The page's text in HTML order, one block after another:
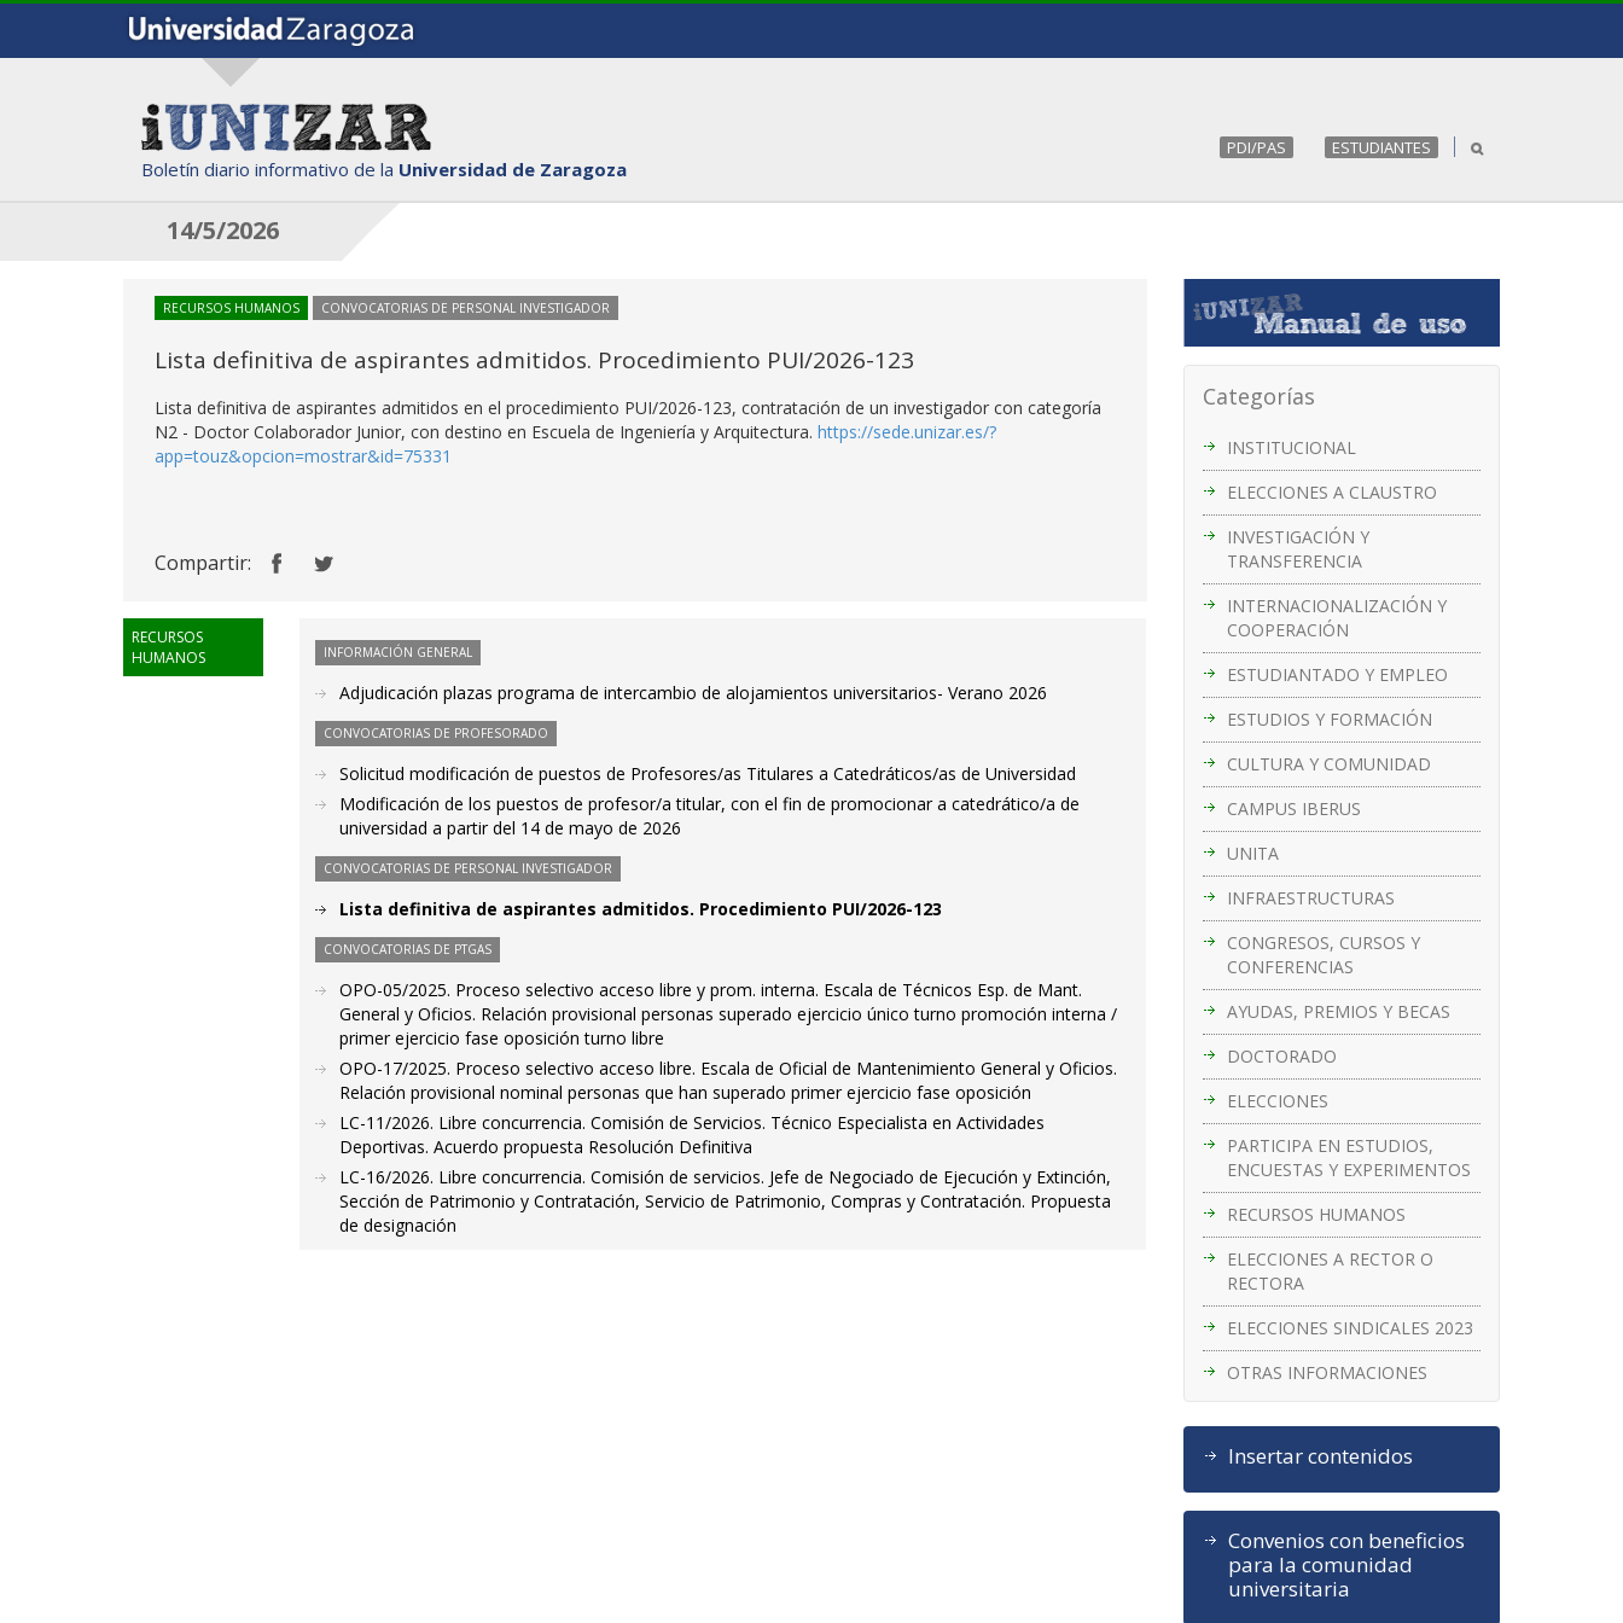
Boletín diario informativo de la Universidad de Zaragoza
PDI/PAS ESTUDIANTES
14/5/2026
Categorías
INSTITUCIONAL
ELECCIONES A CLAUSTRO
INVESTIGACIÓN Y
TRANSFERENCIA
INTERNACIONALIZACIÓN Y
COOPERACIÓN
ESTUDIANTADO Y EMPLEO
ESTUDIOS Y FORMACIÓN
CULTURA Y COMUNIDAD
CAMPUS IBERUS
UNITA
INFRAESTRUCTURAS
CONGRESOS, CURSOS Y
CONFERENCIAS
AYUDAS, PREMIOS Y BECAS
DOCTORADO
ELECCIONES
PARTICIPA EN ESTUDIOS,
ENCUESTAS Y EXPERIMENTOS
RECURSOS HUMANOS
ELECCIONES A RECTOR O
RECTORA
ELECCIONES SINDICALES 2023
OTRAS INFORMACIONES
Insertar contenidos
Convenios con beneficios
para la comunidad
universitaria
RECURSOS HUMANOS CONVOCATORIAS DE PERSONAL INVESTIGADOR
Lista definitiva de aspirantes admitidos. Procedimiento PUI/2026-123
Lista definitiva de aspirantes admitidos en el procedimiento PUI/2026-123, contratación de un investigador con categoría
N2 - Doctor Colaborador Junior, con destino en Escuela de Ingeniería y Arquitectura. https://sede.unizar.es/?
app=touz&opcion=mostrar&id=75331
Compartir:
RECURSOS
HUMANOS
INFORMACIÓN GENERAL
Adjudicación plazas programa de intercambio de alojamientos universitarios- Verano 2026
CONVOCATORIAS DE PROFESORADO
Solicitud modificación de puestos de Profesores/as Titulares a Catedráticos/as de Universidad
Modificación de los puestos de profesor/a titular, con el fin de promocionar a catedrático/a de
universidad a partir del 14 de mayo de 2026
CONVOCATORIAS DE PERSONAL INVESTIGADOR
Lista definitiva de aspirantes admitidos. Procedimiento PUI/2026-123
CONVOCATORIAS DE PTGAS
OPO-05/2025. Proceso selectivo acceso libre y prom. interna. Escala de Técnicos Esp. de Mant.
General y Oficios. Relación provisional personas superado ejercicio único turno promoción interna /
primer ejercicio fase oposición turno libre
OPO-17/2025. Proceso selectivo acceso libre. Escala de Oficial de Mantenimiento General y Oficios.
Relación provisional nominal personas que han superado primer ejercicio fase oposición
LC-11/2026. Libre concurrencia. Comisión de Servicios. Técnico Especialista en Actividades
Deportivas. Acuerdo propuesta Resolución Definitiva
LC-16/2026. Libre concurrencia. Comisión de servicios. Jefe de Negociado de Ejecución y Extinción,
Sección de Patrimonio y Contratación, Servicio de Patrimonio, Compras y Contratación. Propuesta
de designación